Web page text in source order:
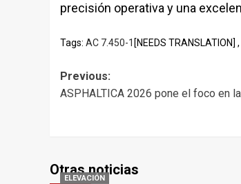
precisión operativa y una
Tags: AC 7.450-1 [NEEDS TRANSLATION] ,
Post
navigation
Previous:
ASPHALTICA 2026 pone el foco en
Otras noticias
ELEVACIÓN